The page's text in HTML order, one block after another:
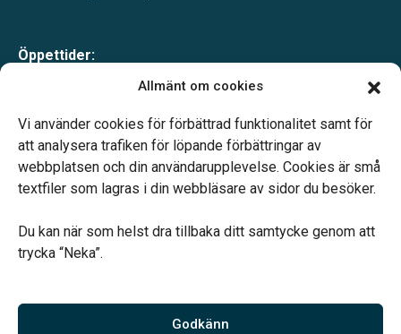
Allmänt om cookies
Vi använder cookies för förbättrad funktionalitet samt för
att analysera trafiken för löpande förbättringar av
webbplatsen och din användarupplevelse. Cookies är små
textfiler som lagras i din webbläsare av sidor du besöker.
Du kan när som helst dra tillbaka ditt samtycke genom att
trycka “Neka”.
Godkänn
Öppettider:
Måndag-fredag 10.00-16.00
Telefonjour dygnet runt.
Vårt systerbolag Verahill hjälper dig med familjejuridiken –